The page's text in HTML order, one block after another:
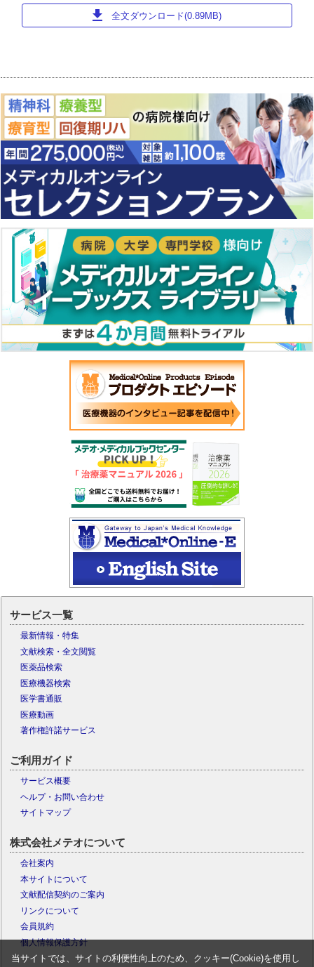
download 全文ダウンロード(0.89MB)
サービス一覧
最新情報・特集
文献検索・全文閲覧
医薬品検索
医療機器検索
医学書通販
医療動画
著作権許諾サービス
ご利用ガイド
サービス概要
ヘルプ・お問い合わせ
サイトマップ
株式会社メテオについて
会社案内
本サイトについて
文献配信契約のご案内
リンクについて
会員規約
個人情報保護方針
当サイトでは、サイトの利便性向上のため、クッキー(Cookie)を使用し